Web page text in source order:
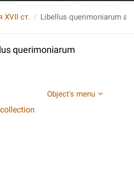
XVII ст. Libellus querimoniarum
querimoniarum
Object's menu